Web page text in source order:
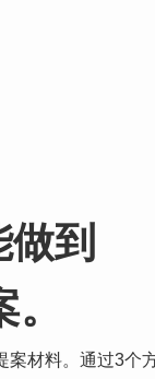
到
材料。通过3个